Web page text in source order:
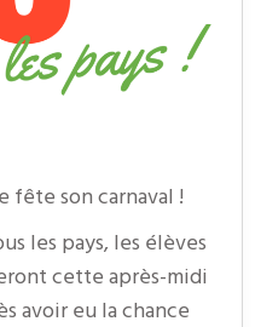
fête son carnaval !
les pays, les élèves
cette après-midi
avoir eu la chance